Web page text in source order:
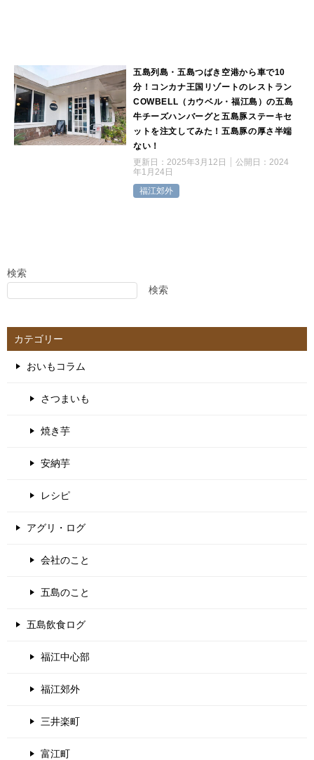
五島列島・五島つばき空港から車で10
分！コンカナ王国リゾートのレストラン
COWBELL（カウベル・福江島）の五島
牛チーズハンバーグと五島豚ステーキセ
ットを注文してみた！五島豚の厚さ半端
ない！
更新日： 2025年3月12日 公開日： 2024
年1月24日
福江郊外
検索
検索
カテゴリー
おいもコラム
さつまいも
焼き芋
安納芋
レシピ
アグリ・ログ
会社のこと
五島のこと
五島飲食ログ
福江中心部
福江郊外
三井楽町
富江町